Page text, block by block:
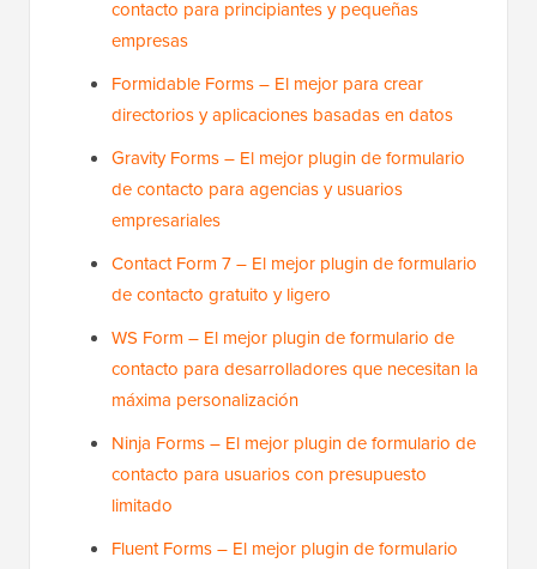
contacto para principiantes y pequeñas
empresas
Formidable Forms – El mejor para crear
directorios y aplicaciones basadas en datos
Gravity Forms – El mejor plugin de formulario
de contacto para agencias y usuarios
empresariales
Contact Form 7 – El mejor plugin de formulario
de contacto gratuito y ligero
WS Form – El mejor plugin de formulario de
contacto para desarrolladores que necesitan la
máxima personalización
Ninja Forms – El mejor plugin de formulario de
contacto para usuarios con presupuesto
limitado
Fluent Forms – El mejor plugin de formulario